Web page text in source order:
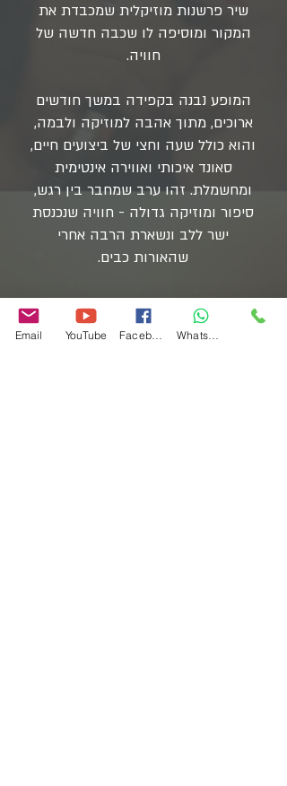
שיר פרשנות מוזיקלית שמכבדת את
המקור ומוסיפה לו שכבה חדשה של
חוויה.
המופע נבנה בקפידה במשך חודשים
ארוכים, מתוך אהבה למוזיקה ולבמה,
והוא כולל שעה וחצי של ביצועים חיים,
סאונד איכותי ואווירה אינטימית
ומחשמלת. זהו ערב שמחבר בין רגש,
סיפור ומוזיקה גדולה - חוויה שנכנסת
ישר ללב ונשארת הרבה אחרי
שהאורות כבים.
להזמנות ולקבלת פלייליסט עדכני של
ההרכב שלחו ווצאפ או התקשרו אלינוEmail YouTube